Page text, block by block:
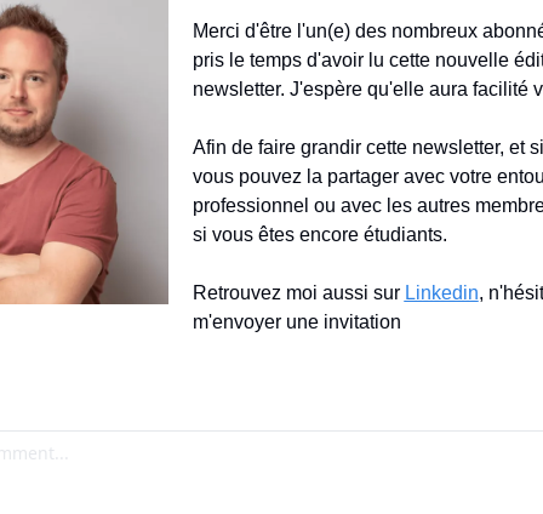
Merci d'être l'un(e) des nombreux
pris le temps d'avoir lu cette nouvelle
newsletter. J'espère qu'elle aura facilité
Afin de faire grandir cette newsletter, et
vous pouvez la partager avec votre
professionnel ou avec les autres
si vous êtes encore étudiants.
Retrouvez moi aussi sur Linkedin,
m'envoyer une invitation